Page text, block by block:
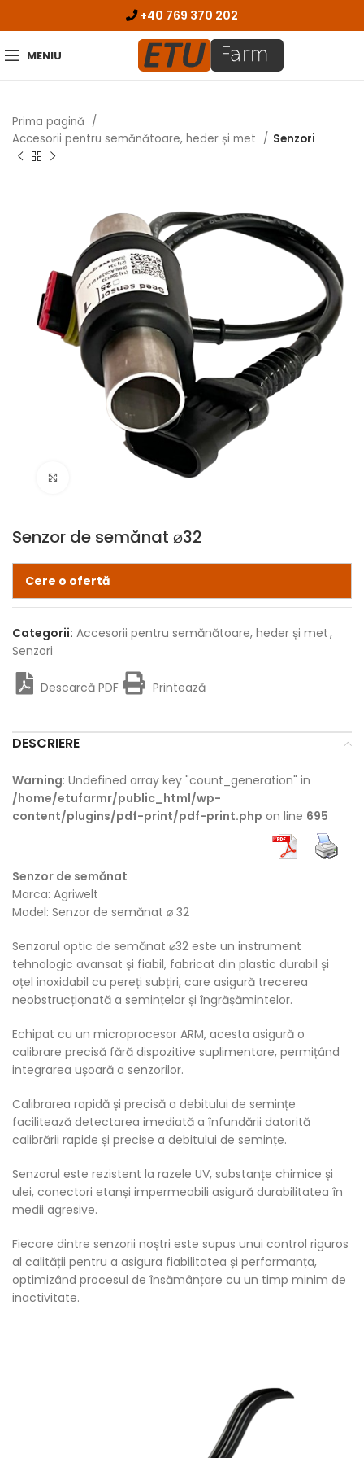
+40 769 370 202
MENIU
Prima pagină
Accesorii pentru semănătoare, heder și met
Senzori
Click pentru zoom
Senzor de semănat ⌀32
Cere o ofertă
Categorii: Accesorii pentru semănătoare, heder și met,
Senzori
Descarcă PDF Printează
DESCRIERE
Warning: Undefined array key "count_generation" in
/home/etufarmr/public_html/wp-
content/plugins/pdf-print/pdf-print.php on line 695
Senzor de semănat
Marca: Agriwelt
Model: Senzor de semănat ⌀ 32
Senzorul optic de semănat ⌀32 este un instrument
tehnologic avansat și fiabil, fabricat din plastic durabil și
oțel inoxidabil cu pereți subțiri, care asigură trecerea
neobstrucționată a semințelor și îngrășămintelor.
Echipat cu un microprocesor ARM, acesta asigură o
calibrare precisă fără dispozitive suplimentare, permițând
integrarea ușoară a senzorilor.
Calibrarea rapidă și precisă a debitului de semințe
facilitează detectarea imediată a înfundării datorită
calibrării rapide și precise a debitului de semințe.
Senzorul este rezistent la razele UV, substanțe chimice și
ulei, conectori etanși impermeabili asigură durabilitatea în
medii agresive.
Fiecare dintre senzorii noștri este supus unui control riguros
al calității pentru a asigura fiabilitatea și performanța,
optimizând procesul de însămânțare cu un timp minim de
inactivitate.